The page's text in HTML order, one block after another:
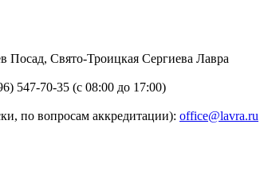
Посад, Свято-Троицкая Сергиева Лавра
547-70-35 (с 08:00 до 17:00)
по вопросам аккредитации): office@lavra.ru